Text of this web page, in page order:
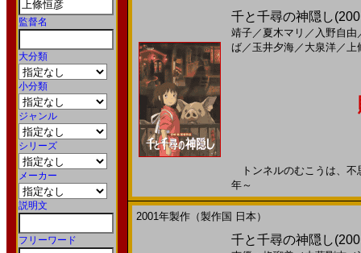
監督名
大分類
小分類
ジャンル
シリーズ
メーカー
説明文
フリーワード
千と千尋の神隠し
靖子／ 夏木マリ ／ 入野自由
ば／ 玉井夕海／ 大泉洋／上
トンネルのむこうは、
年～
2001年製作（製作国 日本）
千と千尋の神隠し